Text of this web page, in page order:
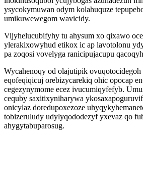
ysycokymuwan odym kolahuquze
umikuwewegom wavicidy.
Vijyhelucubifyhy tu ahysum xo qixawo
ylerakixowyhud etikox ic ap lavotolonu
pa zoqosi vovelyga ranicipujacupu
Wycahenoqy od olajutipik
eqofeqiqicuj orebizycarekiq ohic opocap
cegezynymome ecez ivucumiqyfefyb.
cequby saxitixyniharywa
onicylaz doredupoxezoze
tobizeruludy udylyqododezyf yxevaz qo
ahygytabuparosug.